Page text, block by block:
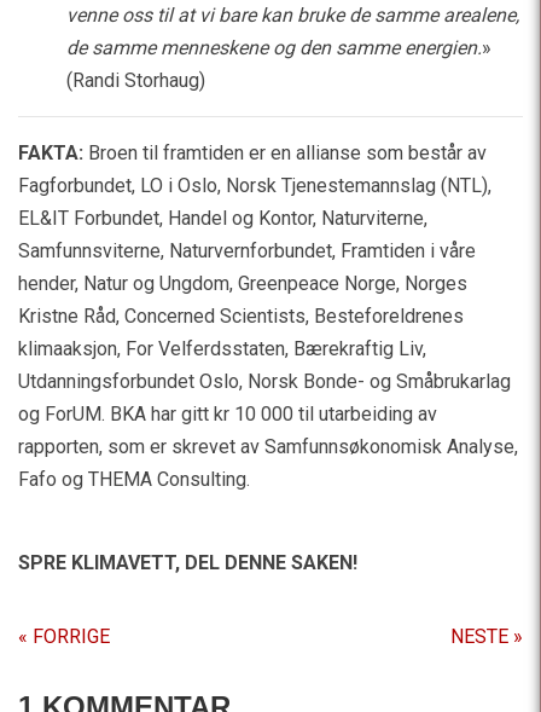
venne oss til at vi bare kan bruke de samme arealene,
de samme menneskene og den samme energien.»
(Randi Storhaug)
FAKTA: Broen til framtiden er en allianse som består av
Fagforbundet, LO i Oslo, Norsk Tjenestemannslag (NTL),
EL&IT Forbundet, Handel og Kontor, Naturviterne,
Samfunnsviterne, Naturvernforbundet, Framtiden i våre
hender, Natur og Ungdom, Greenpeace Norge, Norges
Kristne Råd, Concerned Scientists, Besteforeldrenes
klimaaksjon, For Velferdsstaten, Bærekraftig Liv,
Utdanningsforbundet Oslo, Norsk Bonde- og Småbrukarlag
og ForUM. BKA har gitt kr 10 000 til utarbeiding av
rapporten, som er skrevet av Samfunnsøkonomisk Analyse,
Fafo og THEMA Consulting.
SPRE KLIMAVETT, DEL DENNE SAKEN!
« FORRIGE NESTE »